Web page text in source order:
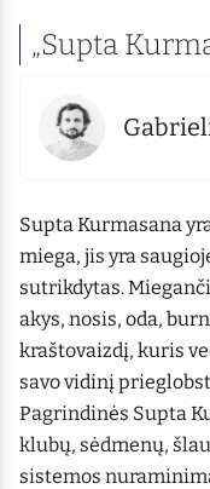
„Supta
Supta Kurmasana
miega, jis yra
sutrikdytas.
akys, nosis, oda,
kraštovaizdį, kuris
savo vidinį
Pagrindinės Supta
klubų, sėdmenų,
sistemos